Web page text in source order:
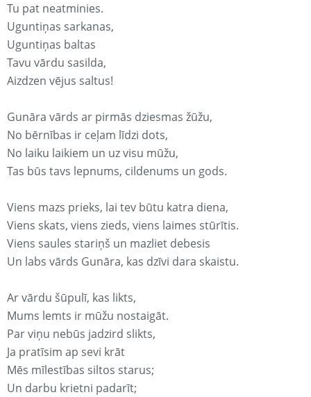
Tu pat neatminies.
Uguntiņas sarkanas,
Uguntiņas baltas
Tavu vārdu sasilda,
Aizdzen vējus saltus!
Gunāra vārds ar pirmās dziesmas žūžu,
No bērnības ir ceļam līdzi dots,
No laiku laikiem un uz visu mūžu,
Tas būs tavs lepnums, cildenums un gods.
Viens mazs prieks, lai tev būtu katra diena,
Viens skats, viens zieds, viens laimes stūrītis.
Viens saules stariņš un mazliet debesis
Un labs vārds Gunāra, kas dzīvi dara skaistu.
Ar vārdu šūpulī, kas likts,
Mums lemts ir mūžu nostaigāt.
Par viņu nebūs jadzird slikts,
Ja pratīsim ap sevi krāt
Mēs mīlestības siltos starus;
Un darbu krietni padarīt;